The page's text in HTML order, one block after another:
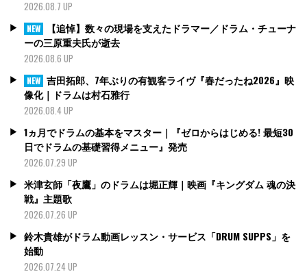
2026.08.7 UP
NEW
【追悼】数々の現場を支えたドラマー／ドラム・チューナ
ーの三原重夫氏が逝去
2026.08.6 UP
NEW 吉田拓郎、7年ぶりの有観客ライヴ『春だったね2026』映
像化｜ドラムは村石雅行
2026.08.4 UP
1ヵ月でドラムの基本をマスター｜『ゼロからはじめる! 最短30
日でドラムの基礎習得メニュー』発売
2026.07.29 UP
米津玄師「夜鷹」のドラムは堀正輝｜映画『キングダム 魂の決
戦』主題歌
2026.07.26 UP
鈴木貴雄がドラム動画レッスン・サービス「DRUM SUPPS」を
始動
2026.07.24 UP